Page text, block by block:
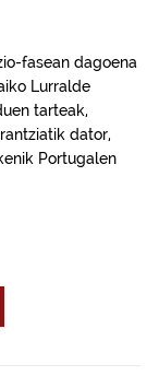
fasean dagoena
Lurralde
tarteak,
dator,
Portugalen